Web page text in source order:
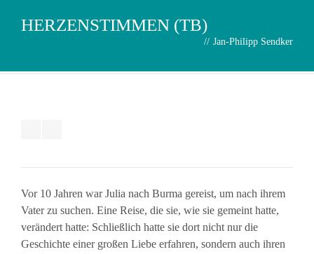
HERZENSTIMMEN (TB)
// Jan-Philipp Sendker
Vor 10 Jahren war Julia nach Burma gereist, um nach ihrem
Vater zu suchen. Eine Reise, die sie, wie sie gemeint hatte,
verändert hatte: Schließlich hatte sie dort nicht nur die
Geschichte einer großen Liebe erfahren, sondern auch ihren